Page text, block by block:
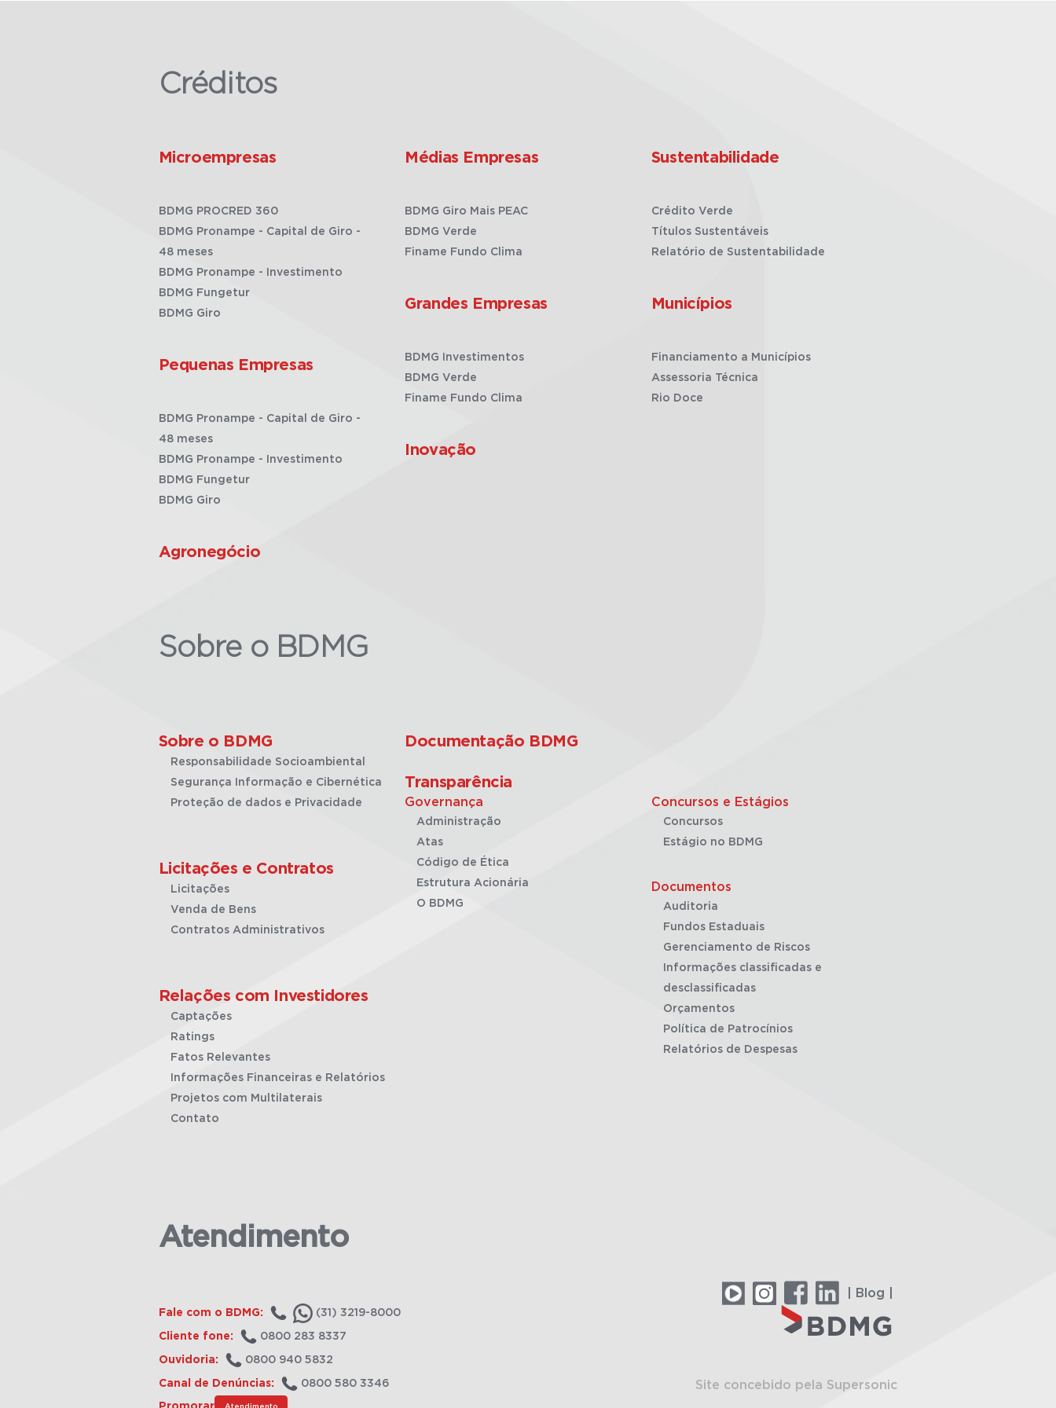
Créditos
Microempresas
BDMG PROCRED 360
BDMG Pronampe - Capital de Giro -
48 meses
BDMG Pronampe - Investimento
BDMG Fungetur
BDMG Giro
Pequenas Empresas
BDMG Pronampe - Capital de Giro -
48 meses
BDMG Pronampe - Investimento
BDMG Fungetur
BDMG Giro
Agronegócio
Médias Empresas
BDMG Giro Mais PEAC
BDMG Verde
Finame Fundo Clima
Grandes Empresas
BDMG Investimentos
BDMG Verde
Finame Fundo Clima
Inovação
Sustentabilidade
Crédito Verde
Títulos Sustentáveis
Relatório de Sustentabilidade
Municípios
Financiamento a Municípios
Assessoria Técnica
Rio Doce
Sobre o BDMG
Sobre o BDMG
Responsabilidade Socioambiental
Segurança Informação e Cibernética
Proteção de dados e Privacidade
Licitações e Contratos
Licitações
Venda de Bens
Contratos Administrativos
Relações com Investidores
Captações
Ratings
Fatos Relevantes
Informações Financeiras e Relatórios
Projetos com Multilaterais
Contato
Documentação BDMG
Transparência
Governança
Administração
Atas
Código de Ética
Estrutura Acionária
O BDMG
Concursos e Estágios
Concursos
Estágio no BDMG
Documentos
Auditoria
Fundos Estaduais
Gerenciamento de Riscos
Informações classificadas e
desclassificadas
Orçamentos
Política de Patrocínios
Relatórios de Despesas
Atendimento
Fale com o BDMG: (31) 3219-8000
Cliente fone: 0800 283 8337
Ouvidoria: 0800 940 5832
Canal de Denúncias: 0800 580 3346
Atendimento
| Blog |
Site concebido pela Supersonic